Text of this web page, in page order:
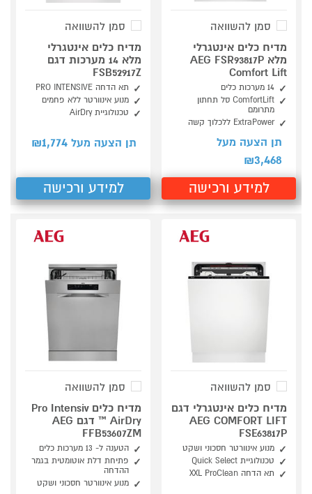
סמן להשוואה
מדיח כלים אינטגרלי
מלא AEG FSR93817P
Comfort Lift
14 מערכות כלים
ComfortLift סל תחתון
מתרומם
ExtraPower ללכלוך קשה
תן הצעה מעל
₪3,468
למידע ורכישה
סמן להשוואה
מדיח כלים אינטגרלי
מלא 14 מערכות דגם
FSB52917Z
תא הדחה PRO INTENSIVE
מנוע אינוורטר ללא פחמים
טכנולוגיית AirDry
תן הצעה מעל ₪ 1,774
למידע ורכישה
סמן להשוואה
מדיח כלים אינטגרלי דגם
AEG COMFORT LIFT
FSE63817P
מנוע אינוורטר חסכוני ושקט
טכנולוגיית Quick Select
תא הדחה XXL ProClean
סמן להשוואה
מדיח כלים Pro Intensiv
™ AirDry דגם AEG
FFB53607ZM
הטענה ל- 13 מערכות כלים
פתיחת דלת אוטומטית בגמר
ההדחה
מנוע אינוורטר חסכוני ושקט